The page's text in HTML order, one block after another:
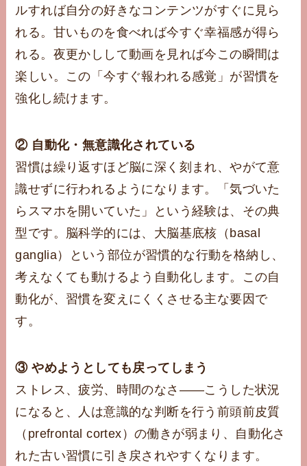
ルすれば自分の好きなコンテンツがすぐに見ら
れる。甘いものを食べれば今すぐ幸福感が得ら
れる。夜更かしして動画を見れば今この瞬間は
楽しい。この「今すぐ報われる感覚」が習慣を
強化し続けます。
② 自動化・無意識化されている
習慣は繰り返すほど脳に深く刻まれ、やがて意
識せずに行われるようになります。「気づいた
らスマホを開いていた」という経験は、その典
型です。脳科学的には、大脳基底核（basal
ganglia）という部位が習慣的な行動を格納し、
考えなくても動けるよう自動化します。この自
動化が、習慣を変えにくくさせる主な要因で
す。
③ やめようとしても戻ってしまう
ストレス、疲労、時間のなさ——こうした状況
になると、人は意識的な判断を行う前頭前皮質
（prefrontal cortex）の働きが弱まり、自動化さ
れた古い習慣に引き戻されやすくなります。